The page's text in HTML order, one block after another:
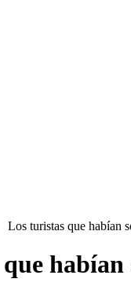
Los turistas que habían